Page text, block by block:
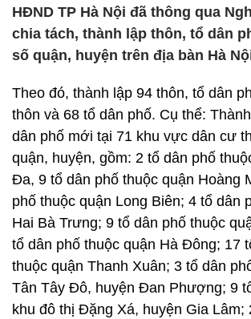
HĐND TP Hà Nội đã thông qua
chia tách, thành lập thôn, tổ dân
số quận, huyện trên địa bàn Hà
Theo đó, thành lập 94 thôn, tổ dân
thôn và 68 tổ dân phố. Cụ thể:
dân phố mới tại 71 khu vực dân cư
quận, huyện, gồm: 2 tổ dân phố
Đa, 9 tổ dân phố thuộc quận Hoàng
phố thuộc quận Long Biên; 4 tổ dân
Hai Bà Trưng; 9 tổ dân phố thuộc
tổ dân phố thuộc quận Hà Đông; 17
thuộc quận Thanh Xuân; 3 tổ dân
Tân Tây Đô, huyện Đan Phượng; 9
khu đô thị Đặng Xá, huyện Gia Lâm;